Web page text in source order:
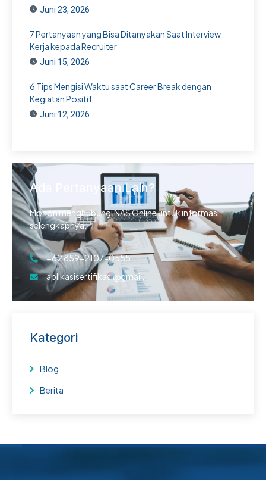
Juni 23, 2026
7 Pertanyaan yang Bisa Ditanyakan Saat Interview
Kerja kepada Recruiter
Juni 15, 2026
6 Tips Mengisi Waktu saat Career Break dengan
Kegiatan Positif
Juni 12, 2026
Ada Pertanyaan Lain?
Mohon menghubungi NAS Online untuk informasi
selengkapnya.
+62 859-2107-0555
aplikasisertifikasi@gmail.
Kategori
Blog
Berita